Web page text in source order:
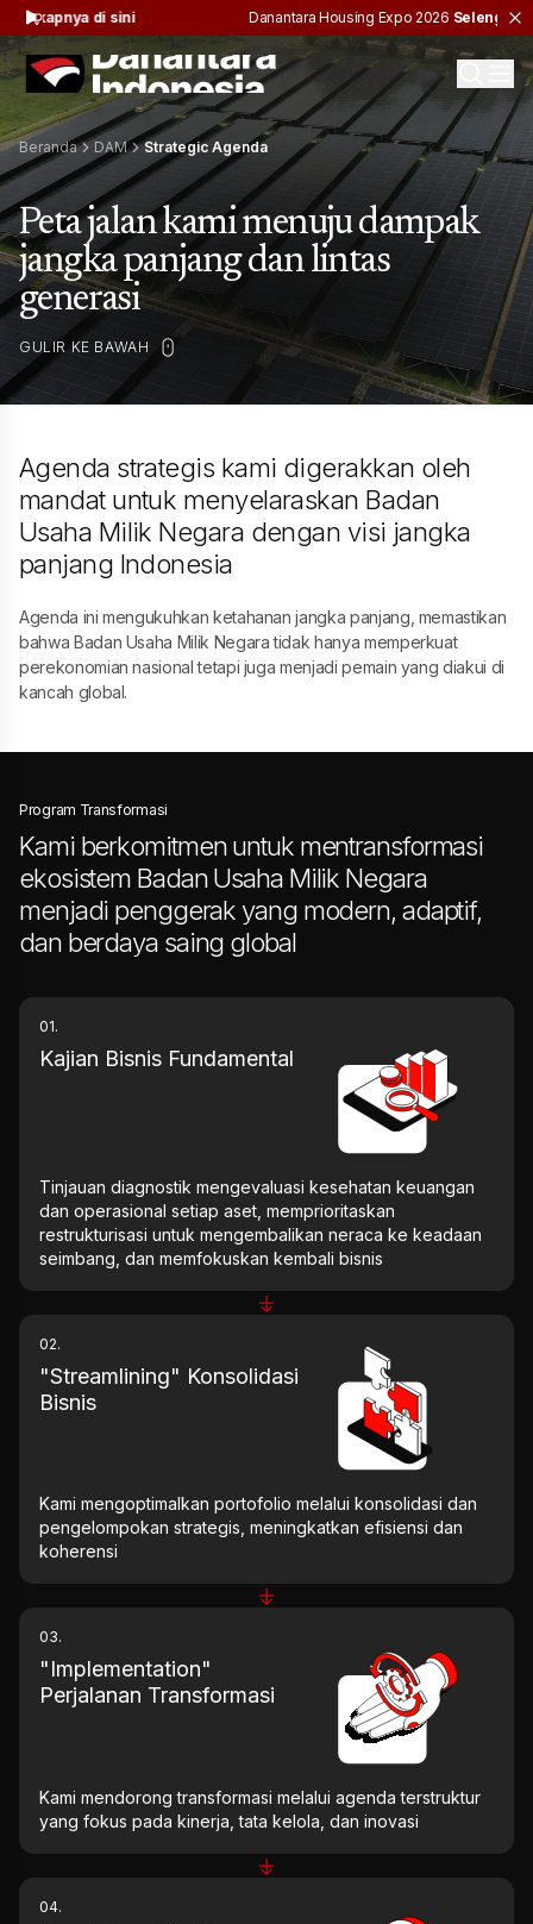
di sini Danantara Housing Expo 2026
Beranda DAM Strategic Agenda
Peta jalan kami menuju dampak
jangka panjang dan lintas
generasi
GULIR KE BAWAH
Agenda strategis kami digerakkan oleh
mandat untuk menyelaraskan Badan
Usaha Milik Negara dengan visi jangka
panjang Indonesia
Agenda ini mengukuhkan ketahanan jangka panjang, memastikan
bahwa Badan Usaha Milik Negara tidak hanya memperkuat
perekonomian nasional tetapi juga menjadi pemain yang diakui di
kancah global.
Program Transformasi
Kami berkomitmen untuk mentransformasi
ekosistem Badan Usaha Milik Negara
menjadi penggerak yang modern, adaptif,
dan berdaya saing global
01.
Kajian Bisnis Fundamental
Tinjauan diagnostik mengevaluasi kesehatan keuangan
dan operasional setiap aset, memprioritaskan
restrukturisasi untuk mengembalikan neraca ke keadaan
seimbang, dan memfokuskan kembali bisnis
02.
"Streamlining" Konsolidasi
Bisnis
Kami mengoptimalkan portofolio melalui konsolidasi dan
pengelompokan strategis, meningkatkan efisiensi dan
koherensi
03.
"Implementation"
Perjalanan Transformasi
Kami mendorong transformasi melalui agenda terstruktur
yang fokus pada kinerja, tata kelola, dan inovasi
04.